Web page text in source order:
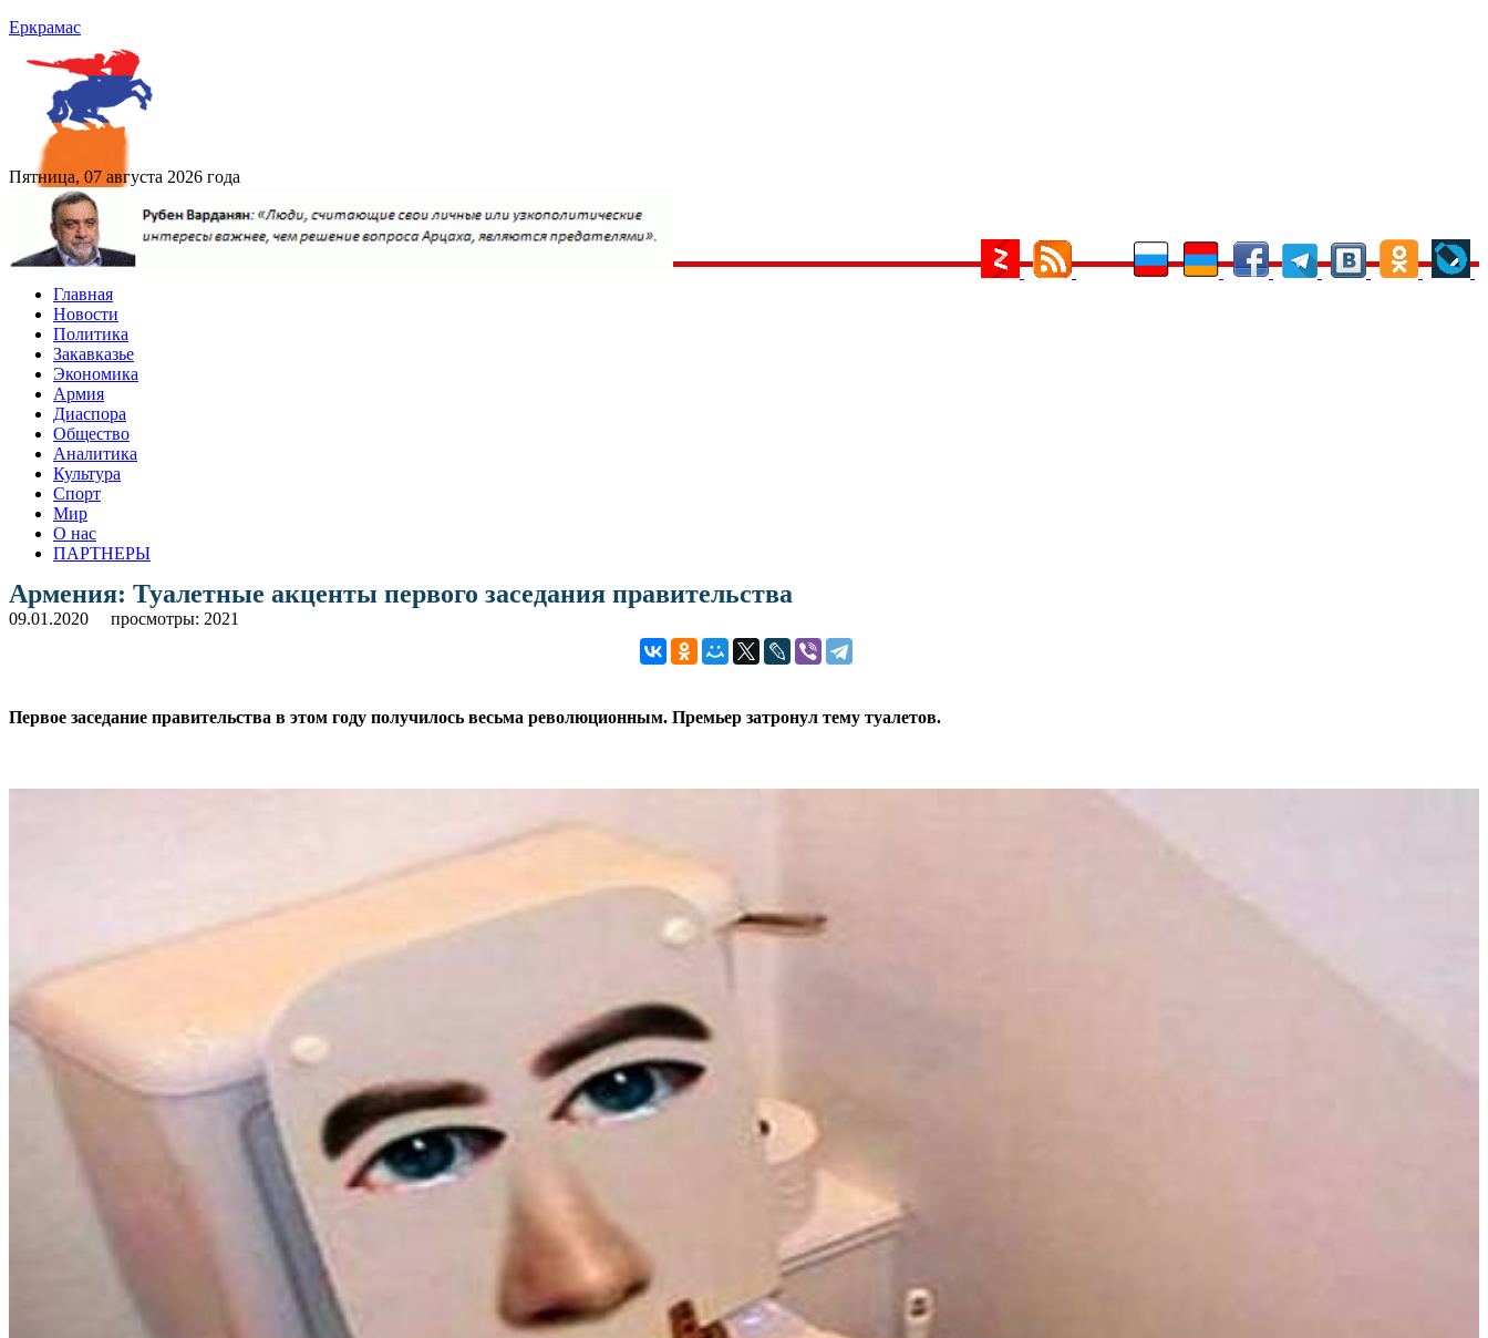
Еркрамас
Пятница, 07 августа 2026 года
Главная
Новости
Политика
Закавказье
Экономика
Армия
Диаспора
Общество
Аналитика
Культура
Спорт
Мир
О нас
ПАРТНЕРЫ
Армения: Туалетные акценты первого заседания правительства
09.01.2020 просмотры: 2021
Первое заседание правительства в этом году получилось весьма революционным. Премьер затронул тему туалетов.